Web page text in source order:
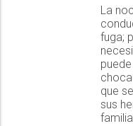
La
fuga;
que
sus